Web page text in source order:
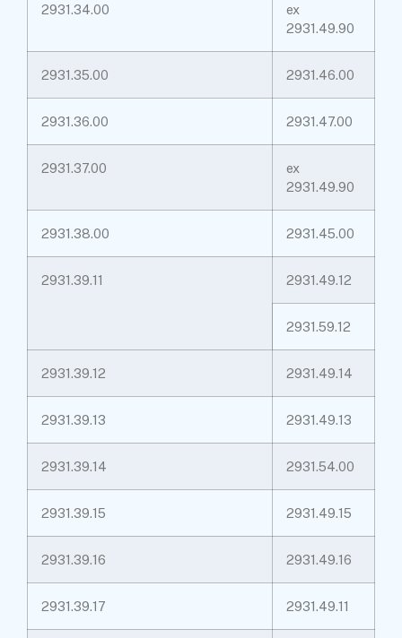
2931.34.00
ex
2931.49.90
2931.35.00 2931.46.00
2931.36.00 2931.47.00
2931.37.00
ex
2931.49.90
2931.38.00 2931.45.00
2931.39.11 2931.49.12
2931.59.12
2931.39.12 2931.49.14
2931.39.13 2931.49.13
2931.39.14 2931.54.00
2931.39.15 2931.49.15
2931.39.16 2931.49.16
2931.39.17 2931.49.11